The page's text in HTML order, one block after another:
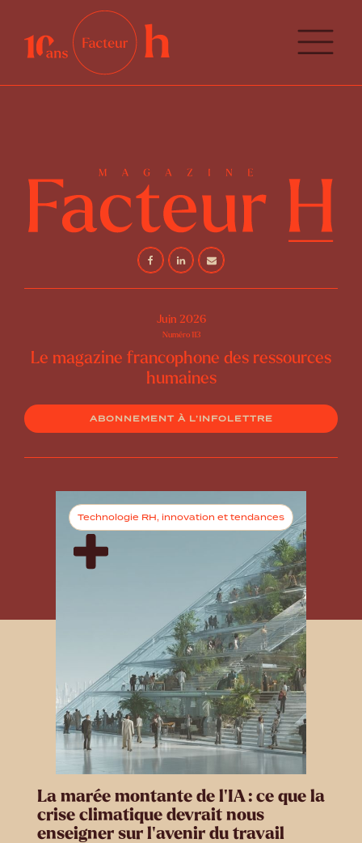
Juin 2026
Numéro113
Le magazine francophone des ressources
humaines
ABONNEMENT À L’INFOLETTRE
Technologie RH, innovation et tendances
La marée montante de l’IA : ce que la
crise climatique devrait nous
enseigner sur l’avenir du travail